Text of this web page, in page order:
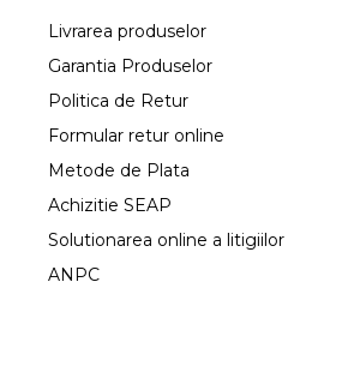
Livrarea produselor
Garantia Produselor
Politica de Retur
Formular retur online
Metode de Plata
Achizitie SEAP
Solutionarea online a litigiilor
ANPC